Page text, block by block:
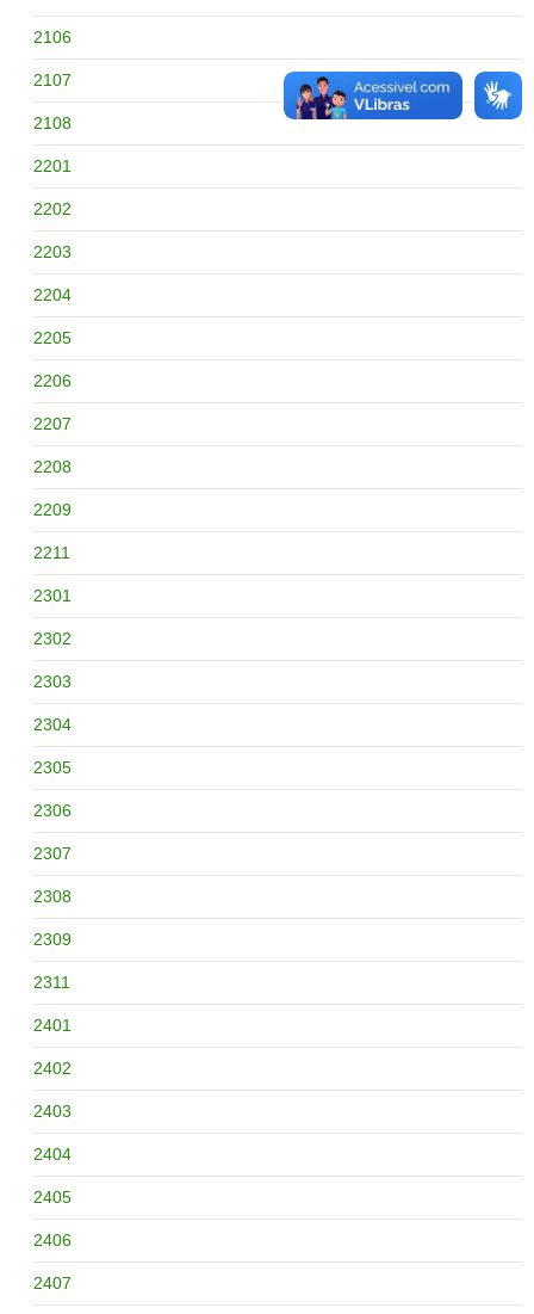
2106
2107
2108
2201
2202
2203
2204
2205
2206
2207
2208
2209
2211
2301
2302
2303
2304
2305
2306
2307
2308
2309
2311
2401
2402
2403
2404
2405
2406
2407